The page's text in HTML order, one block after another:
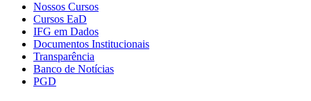
Nossos Cursos
Cursos EaD
IFG em Dados
Documentos Institucionais
Transparência
Banco de Notícias
PGD